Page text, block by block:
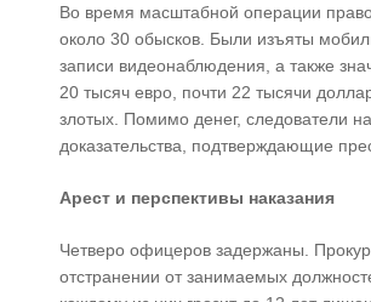
Во время масштабной операции
около 30 обысков. Были изъяты
записи видеонаблюдения, а также
20 тысяч евро, почти 22 тысячи
злотых. Помимо денег, следователи
доказательства, подтверждающие
Арест и перспективы наказания
Четверо офицеров задержаны.
отстранении от занимаемых